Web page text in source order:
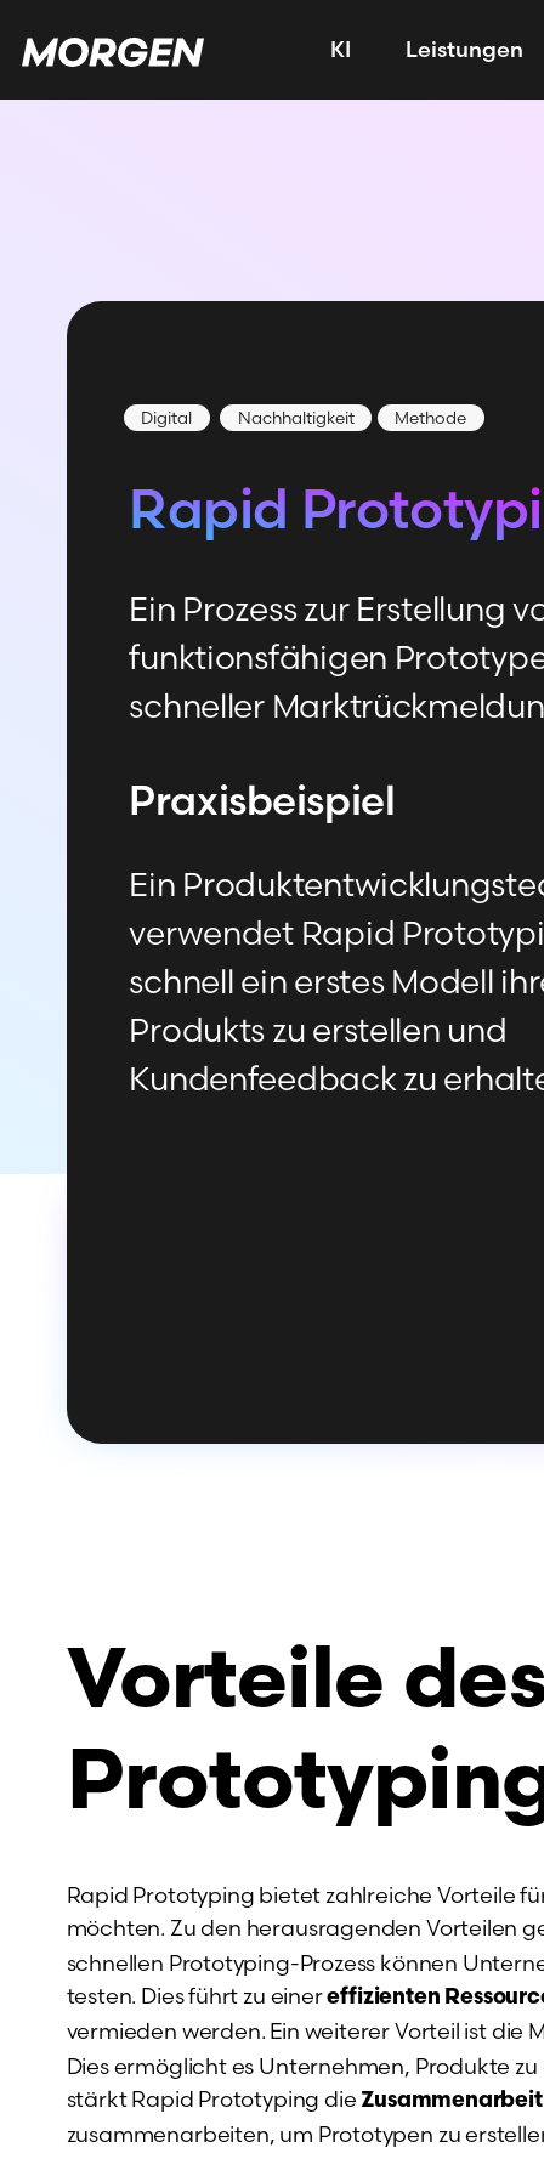
KI Leistungen
Digital Nachhaltigkeit Methode
Rapid
Ein Prozess zur Erstellung
funktionsfähigen
schneller
Praxisbeispiel
Ein
verwendet Rapid
schnell ein erstes Modell
Produkts zu erstellen und
Kundenfeedback zu
Vorteile
Rapid Prototyping bietet zahlreiche Vorteile
möchten. Zu den herausragenden Vorteilen
schnellen Prototyping-Prozess können
testen. Dies führt zu einereffizienten
vermieden werden. Ein weiterer Vorteil ist die
Dies ermöglicht es Unternehmen, Produkte
stärkt Rapid Prototyping die Zusammenarbeit
zusammenarbeiten, um Prototypen zu